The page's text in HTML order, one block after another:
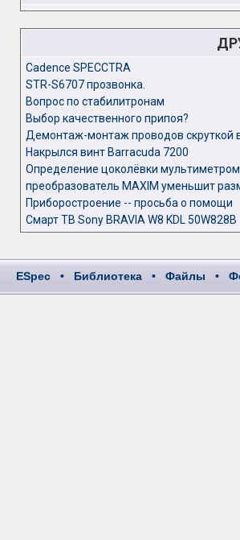
Cadence SPECCTRA
STR-S6707 прозвонка.
Вопрос по стабилитронам
Выбор качественного припоя?
Демонтаж-монтаж проводов скруткой
Накрылся винт Barracuda 7200
Определение цоколёвки мультиметром
преобразователь MAXIM уменьшит
Приборостроение -- просьба о помощи
Смарт ТВ Sony BRAVIA W8 KDL 50W828B
ESpec • Библиотека • Файлы •